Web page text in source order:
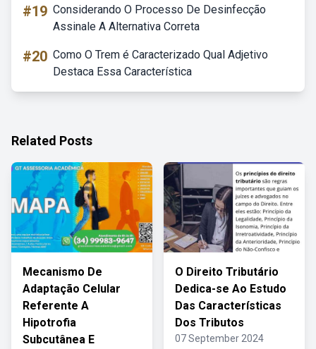
#19 Considerando O Processo De Desinfecção
Assinale A Alternativa Correta
#20 Como O Trem é Caracterizado Qual Adjetivo
Destaca Essa Característica
Related Posts
Mecanismo De
Adaptação Celular
Referente A
Hipotrofia
Subcutânea E
O Direito Tributário
Dedica-se Ao Estudo
Das Características
Dos Tributos
07 September 2024